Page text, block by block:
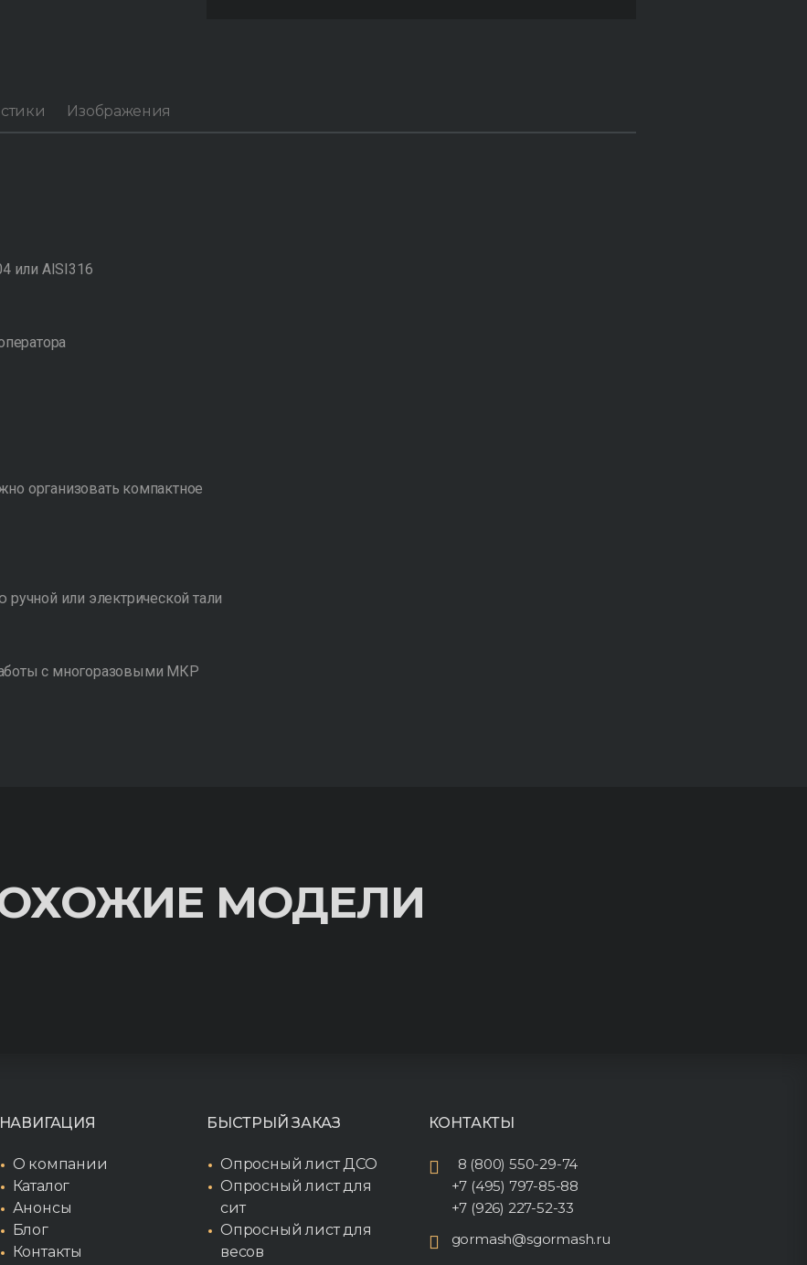
Изображения
или AISI316
организовать компактное
или электрической тали
с многоразовыми МКР
МОДЕЛИ
НАВИГАЦИЯ
О компании
Каталог
Анонсы
Блог
Контакты
БЫСТРЫЙ ЗАКАЗ
Опросный лист ДСО
Опросный лист для
сит
Опросный лист для
весов
КОНТАКТЫ
8 (800) 550-29-74
+7 (495) 797-85-88
+7 (926) 227-52-33
gormash@sgormash.ru